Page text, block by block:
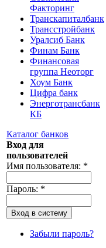
Факторинг
Транскапиталбанк
Трансстройбанк
Уралсиб Банк
Финам Банк
Финансовая
группа Неоторг
Хоум Банк
Цифра банк
Энерготрансбанк
КБ
Каталог банков
Вход для
пользователей
Имя пользователя: *
Пароль: *
Забыли пароль?